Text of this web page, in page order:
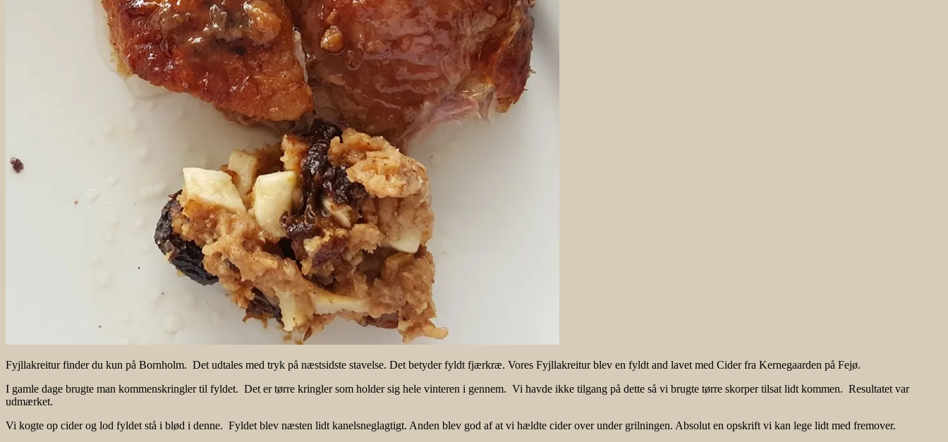
Fyjllakreitur finder du kun på Bornholm. Det udtales med tryk på næstsidste stavelse. Det betyder fyldt fjærkræ. Vores Fyjllakreitur blev en fyldt and lavet med Cider fra Kernegaarden på Fejø.
I gamle dage brugte man kommenskringler til fyldet. Det er tørre kringler som holder sig hele vinteren i gennem. Vi havde ikke tilgang på dette så vi brugte tørre skorper tilsat lidt kommen. Resultatet var
udmærket.
Vi kogte op cider og lod fyldet stå i blød i denne. Fyldet blev næsten lidt kanelsneglagtigt. Anden blev god af at vi hældte cider over under grilningen. Absolut en opskrift vi kan lege lidt med fremover.